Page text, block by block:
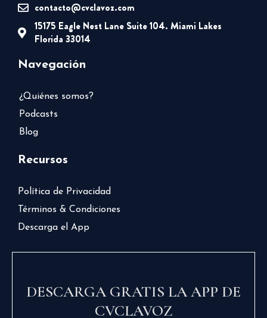
contacto@cvclavoz.com
15175 Eagle Nest Lane Suite 104. Miami Lakes
Florida 33014
Navegación
¿Quiénes somos?
Podcasts
Blog
Recursos
Política de Privacidad
Términos & Condiciones
Descarga el App
DESCARGA GRATIS LA APP DE
CVCLAVOZ